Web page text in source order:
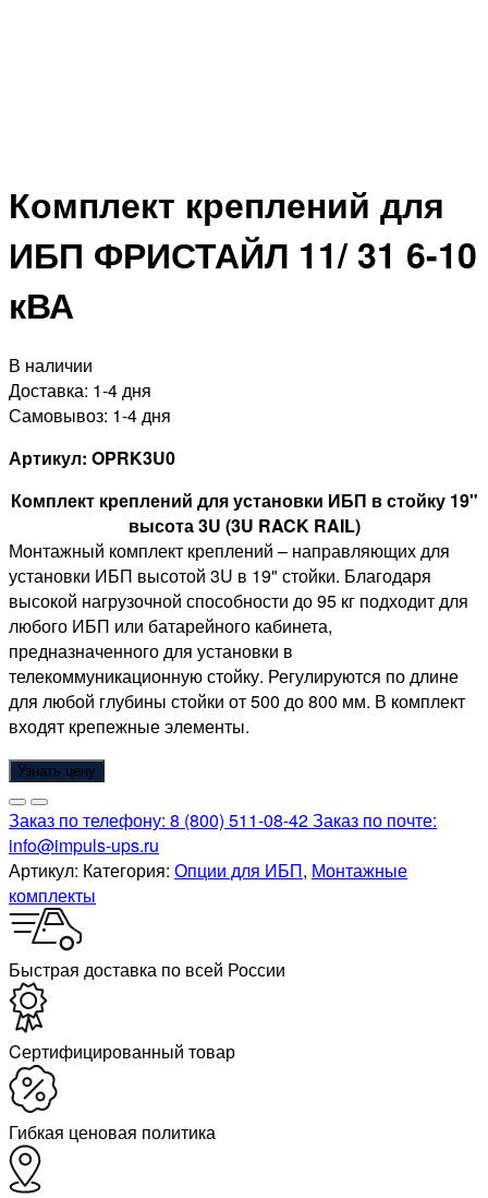
Комплект креплений для
ИБП ФРИСТАЙЛ 11/ 31 6-10
кВА
В наличии
Доставка: 1-4 дня
Самовывоз: 1-4 дня
Артикул: OPRK3U0
Комплект креплений для установки ИБП в стойку 19"
высота 3U (3U RACK RAIL)
Монтажный комплект креплений – направляющих для
установки ИБП высотой 3U в 19" стойки. Благодаря
высокой нагрузочной способности до 95 кг подходит для
любого ИБП или батарейного кабинета,
предназначенного для установки в
телекоммуникационную стойку. Регулируются по длине
для любой глубины стойки от 500 до 800 мм. В комплект
входят крепежные элементы.
Узнать цену
Заказ по телефону: 8 (800) 511-08-42Заказ по почте:
info@impuls-ups.ru
Артикул: Категория: Опции для ИБП, Монтажные
комплекты
Быстрая доставка по всей России
Cертифицированный товар
Гибкая ценовая политика